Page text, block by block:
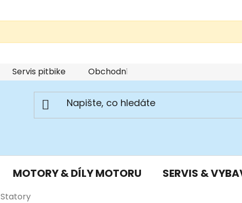
Servis pitbike Obchodní podmínky
MOTORY & DÍLY MOTORU SERVIS &
Statory